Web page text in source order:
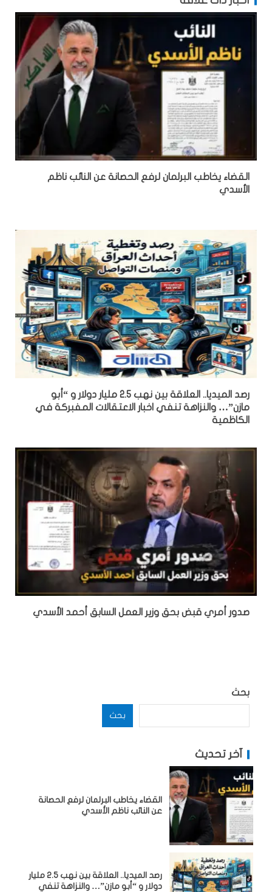
القضاء يخاطب البرلمان لرفع الحصانة عن النائب ناظم
الأسدي
رصد الميديا.. العلاقة بين نهب 2.5 مليار دولار و “أبو
مازن”… والنزاهة تنفي اخبار الاعتقالات المفبركة في
الكاظمية
صدور أمري قبض بحق وزير العمل السابق أحمد الأسدي
بحث
بحث
آخر تحديث
القضاء يخاطب البرلمان لرفع الحصانة
عن النائب ناظم الأسدي
رصد الميديا.. العلاقة بين نهب 2.5 مليار
دولار و “أبو مازن”… والنزاهة تنفي